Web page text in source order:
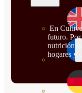
En
futuro. Por
nutrición
hogares y